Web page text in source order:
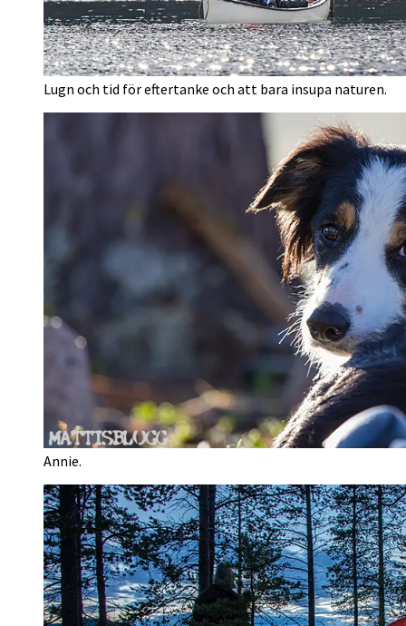
Lugn och tid för eftertanke och att bara insupa naturen.
Annie.